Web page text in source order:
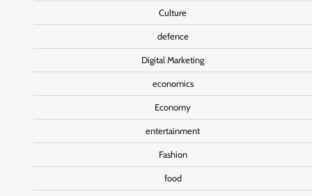
Culture
defence
Digital Marketing
economics
Economy
entertainment
Fashion
food